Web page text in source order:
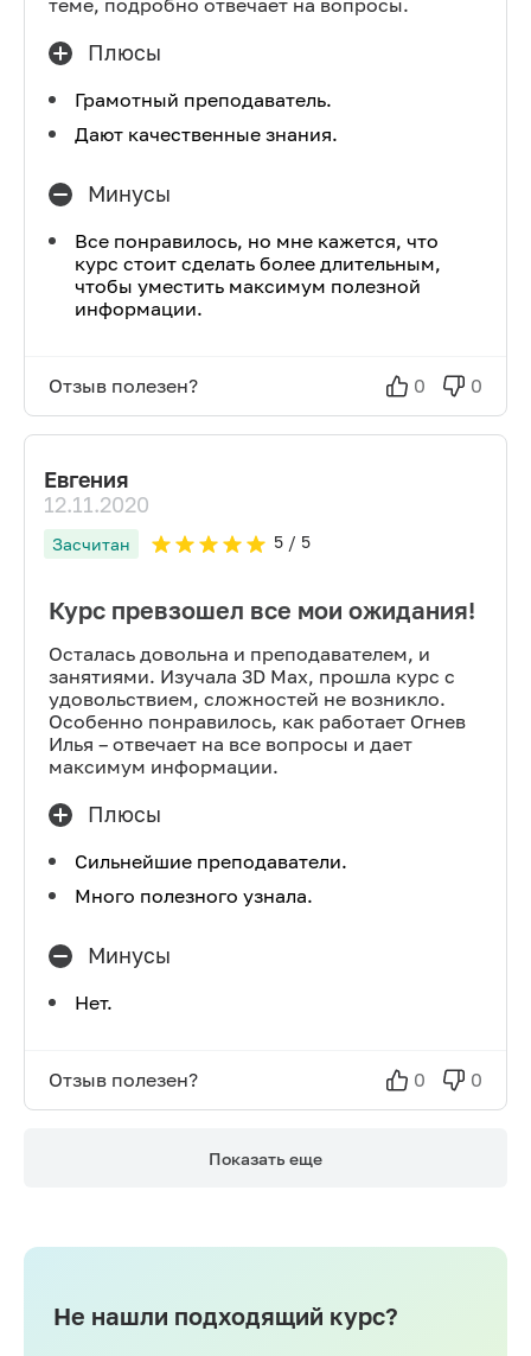
теме, подробно отвечает на вопросы.
Плюсы
Грамотный преподаватель.
Дают качественные знания.
Минусы
Все понравилось, но мне кажется, что
курс стоит сделать более длительным,
чтобы уместить максимум полезной
информации.
Отзыв полезен? 0 0
Евгения
12.11.2020
Засчитан 5/ 5
Курс превзошел все мои ожидания!
Осталась довольна и преподавателем, и
занятиями. Изучала 3D Max, прошла курс с
удовольствием, сложностей не возникло.
Особенно понравилось, как работает Огнев
Илья – отвечает на все вопросы и дает
максимум информации.
Плюсы
Сильнейшие преподаватели.
Много полезного узнала.
Минусы
Нет.
Отзыв полезен? 0 0
Показать еще
Не нашли подходящий курс?